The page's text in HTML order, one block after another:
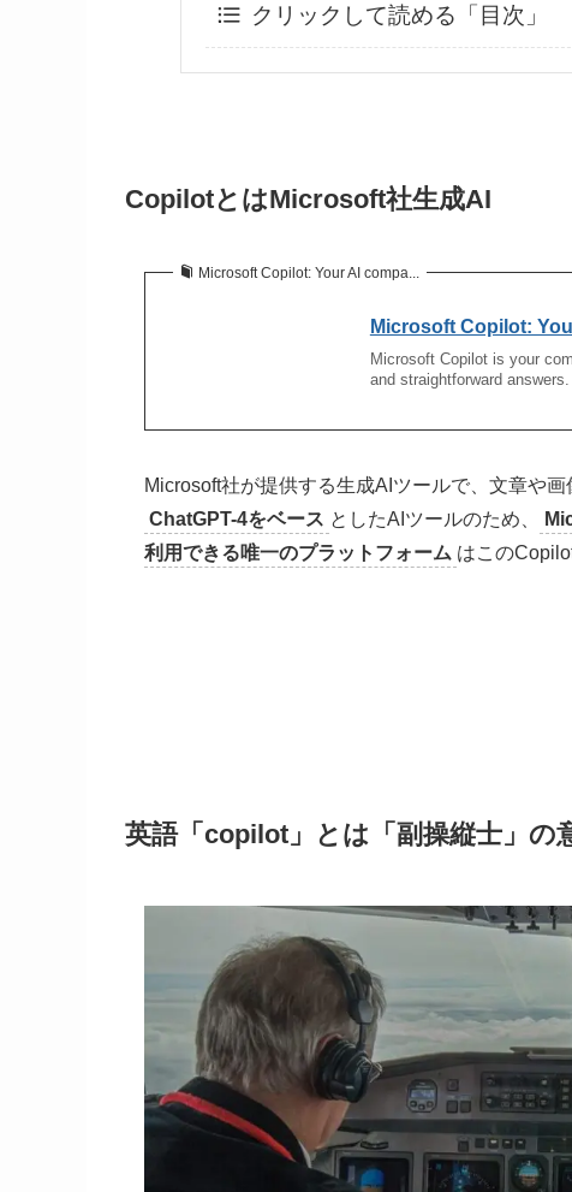
クリックして読める「目次」
CopilotとはMicrosoft社生成AI
Microsoft Copilot: Your AI compa...
Microsoft Copilot:
Microsoft Copilot is your
and straightforward
Microsoft社が提供する生成AIツールで、文章や
ChatGPT-4をベース としたAIツールのため、
利用できる唯一のプラットフォーム はこの
英語「copilot」とは「副操縦士」の